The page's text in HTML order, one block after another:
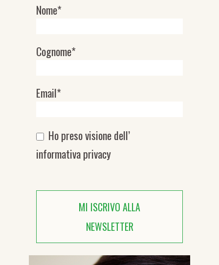
Newsletter
Nome*
Cognome*
Email*
Ho preso visione dell’
informativa privacy
MI ISCRIVO ALLA
NEWSLETTER